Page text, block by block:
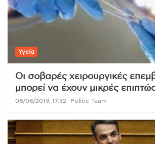
Υγεία
Οι σοβαρές χειρουργικές
μπορεί να έχουν μικρές
08/08/2019, 17:32 Politic Team